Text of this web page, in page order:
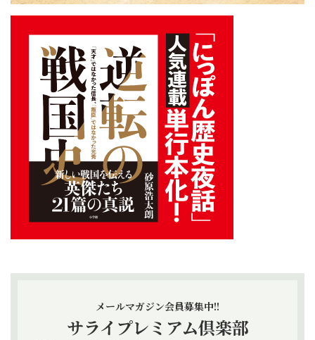
メールマガジン会員募集中!!
サライプレミアム倶楽部